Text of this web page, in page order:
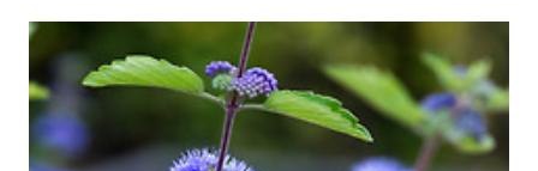
문 └ 쌍떡잎식물강 └ 국화목 └ 국화과 └ 참취속 └ 참취 다른이름 참
취, 나물취, 동풍채(東風菜), 암취, 작은참취, 취, Doellingeria scabra,
chamchwi 원산지 우리나라, 중국, 일본 참고자료